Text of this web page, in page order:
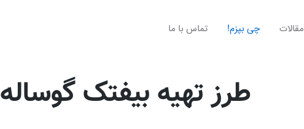
مقالات چی بپزم! تماس با ما
طرز تهیه بیفتک گوساله